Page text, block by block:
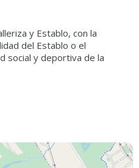
y Establo, con la
del Establo o el
social y deportiva de la